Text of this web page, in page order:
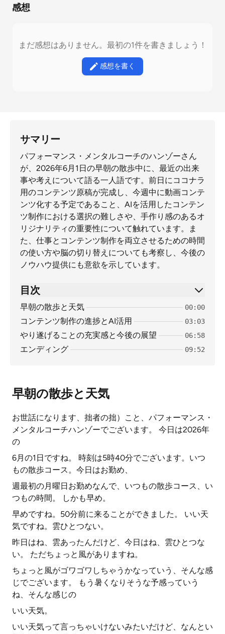
感想
まだ感想はありません。最初の1件を書きましょう！
感想を書く
サマリー
パフォーマンス・メンタルコーチのハンゾーさん
が、2026年6月1日の早朝の散歩中に、最近の出来
事や考えについて語る一人語です。前日にココナラ
用のコンテンツ原稿が完成し、今週中に動画コンテ
ンツ化する予定であること、AIを活用したコンテン
ツ制作における選択の難しさや、手作り感のあるオ
リジナリティの重要性について触れています。ま
た、仕事とコンテンツ制作を両立させるための時間
の使い方や脳の切り替えについても考察し、今後の
ノウハウ提供にも意欲を示しています。
目次
早朝の散歩と天気 00:00
コンテンツ制作の進捗とAI活用 03:03
やり遂げることの充実感と今後の展望 06:58
エンディング 09:52
早朝の散歩と天気
お世話になります、拙者の拙）こと、パフォーマンス・
メンタルコーチハンゾーでございます。 今日は2026年
の
6月の1日ですね。 時刻は5時40分でございます。いつ
もの散歩コース。今日はお勤め、
週最初の月曜日お勤めなんで、いつもの散歩コース、い
つもの時間。 しかも早め。
早めですね。50分前に来ることができました。 いい天
気ですね。雲ひとつない。
昨日はね、雲あったんだけど、今日はね、雲ひとつな
い。 ただちょっと風がありますね。
ちょっと風がゴワゴワしちゃうかなっていう、そんな感
じでございます。 もう暑くなりそうな予感っていう
ね、そんな感じの
いい天気。
いい天気って言っちゃいけないみたいだけど、なんとい